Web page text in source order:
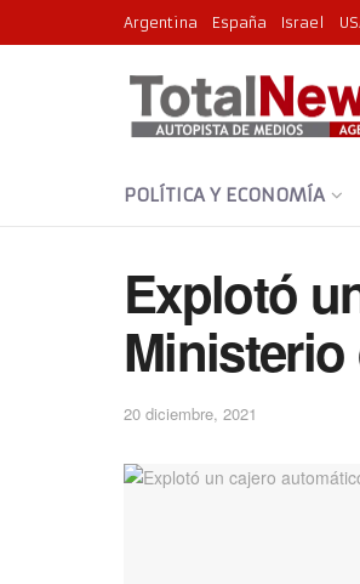
Argentina España Israel
POLÍTICA Y ECONOMÍA
Explotó
Ministerio
20 diciembre, 2021